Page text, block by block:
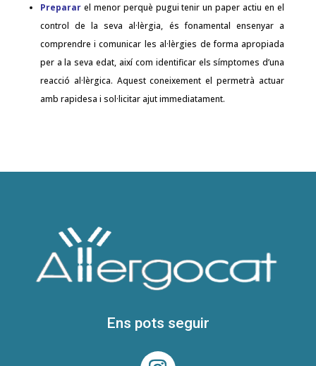
Prepararel menor perquè pugui tenir un paper actiu en el
control de la seva al·lèrgia, és fonamental ensenyar a
comprendre i comunicar les al·lèrgies de forma apropiada
per a la seva edat, així com identificar els símptomes d’una
reacció al·lèrgica. Aquest coneixement el permetrà actuar
amb rapidesa i sol·licitar ajut immediatament.
Ens pots seguir